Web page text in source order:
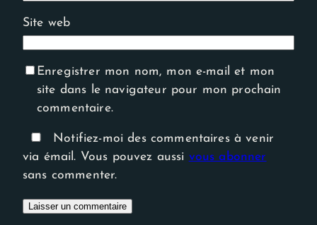
Site web
Enregistrer mon nom, mon e-mail et mon
site dans le navigateur pour mon prochain
commentaire.
Notifiez-moi des commentaires à venir
via émail. Vous pouvez aussi vous abonner
sans commenter.